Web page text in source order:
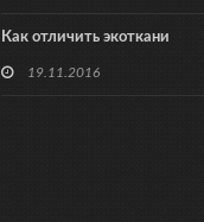
Как отличить экоткани
19.11.2016